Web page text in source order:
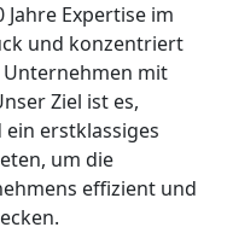
Expertise im
und konzentriert
mit
Ziel ist es,
erstklassiges
um die
effizient und